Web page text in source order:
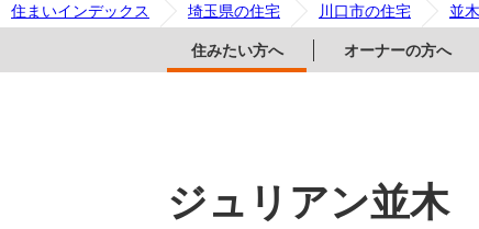
住まいインデックス 埼玉県の住宅 川口市の住宅 並
住みたい方へ オーナーの方へ
ジュリアン並木